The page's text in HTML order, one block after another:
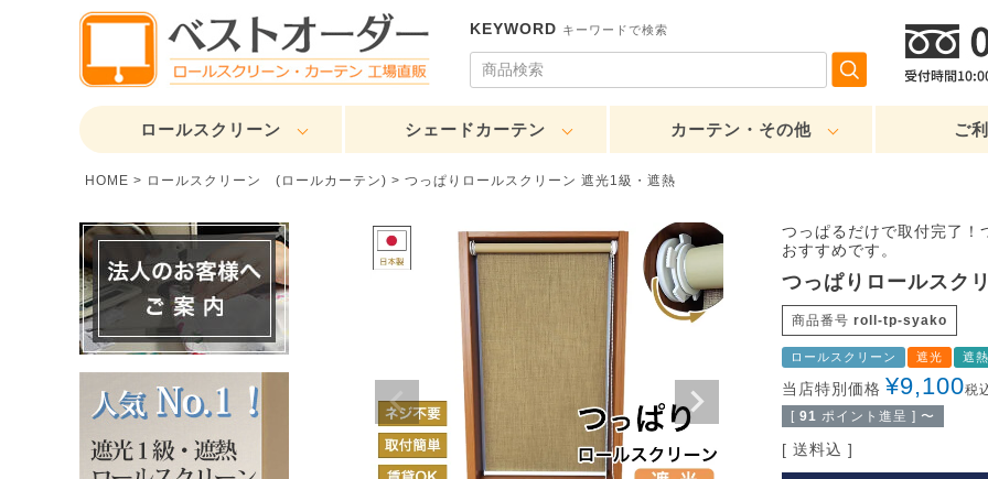
KEYWORD キーワードで検索
ロールスクリーン シェードカーテン カーテン・その他 ご
HOME ロールスクリーン (ロールカーテン) つっぱりロールスクリーン 遮光1級・遮熱
つっぱるだけで取付完了！
おすすめです。
つっぱりロールスク
商品番号 roll-tp-syako
ロールスクリーン 遮光 遮熱
当店特別価格 ¥9,100税
[ 91 ポイント進呈 ] 〜
送料込